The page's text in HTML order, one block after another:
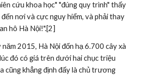
cứu khoa học" "đúng quy trình" thấy
nơi và cực nguy hiểm, và phải thay
hô Hà Nội!".[2]
2015, Hà Nội đốn hạ 6.700 cây xà
đó có giá trên dưới hai chục triệu
cũng khẳng định đấy là chủ trương